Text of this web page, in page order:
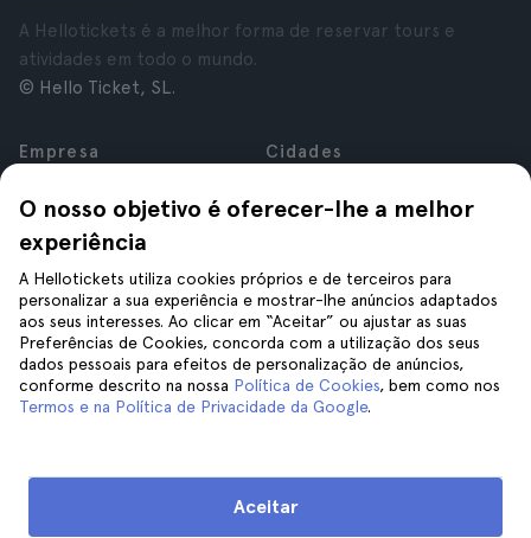
O nosso objetivo é oferecer-lhe a melhor
experiência
A Hellotickets utiliza cookies próprios e de terceiros para
personalizar a sua experiência e mostrar-lhe anúncios adaptados
aos seus interesses. Ao clicar em “Aceitar” ou ajustar as suas
Preferências de Cookies, concorda com a utilização dos seus
dados pessoais para efeitos de personalização de anúncios,
conforme descrito na nossa Política de Cookies, bem como nos
Termos e na Política de Privacidade da Google.
Aceitar
A Hellotickets é a melhor forma de reservar tours e
atividades em todo o mundo.
© Hello Ticket, SL.
Empresa
Carreiras
Afiliados
Avaliações
Privacidade
Termos e Condições
Aviso Legal
Cookies
Cidades
Roma
Londres
Granada
Cracóvia
Tenerife
Ajuda